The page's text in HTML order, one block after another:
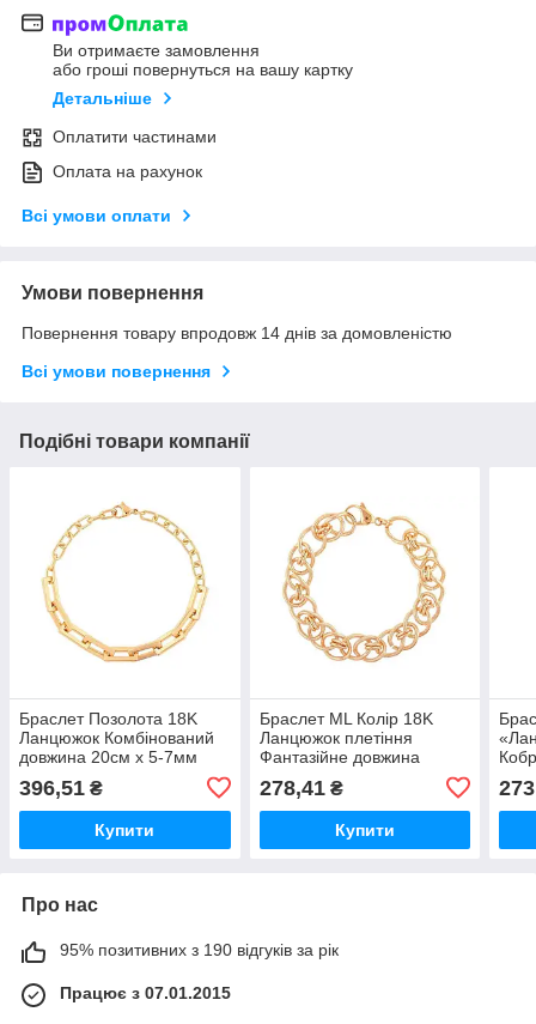
Ви отримаєте замовлення
або гроші повернуться на вашу картку
Детальніше
Оплатити частинами
Оплата на рахунок
Всі умови оплати
Умови повернення
Повернення товару впродовж 14 днів за домовленістю
Всі умови повернення
Подібні товари компанії
Браслет Позолота 18K
Ланцюжок Комбінований
довжина 20см х 5-7мм
396,51 ₴
Купити
Браслет ML Колір 18K
Ланцюжок плетіння
Фантазійне довжина
20.5см х 13мм (276640)
ТМ XUPING
278,41₴
Купити
Про нас
95% позитивних з 190 відгуків за рік
Працює з 07.01.2015